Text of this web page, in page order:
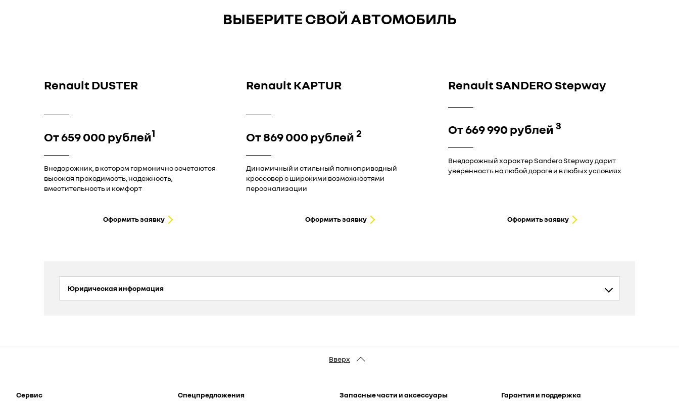
ВЫБЕРИТЕ СВОЙ АВТОМОБИЛЬ
Renault DUSTER
От 659 000 рублей1
Внедорожник, в котором гармонично сочетаются
высокая проходимость, надежность,
вместительность и комфорт
Оформить заявку
Renault KAPTUR
От869 000рублей 2
Динамичный и стильный полноприводный
кроссовер с широкими возможностями
персонализации
Оформить заявку
Renault SANDERO Stepway
От 669 990 рублей 3
Внедорожный характер Sandero Stepway дарит
уверенность на любой дороге и в любых условиях
Оформить заявку
Юридическая информация
Вверх
Сервис Спецпредложения Запасные части и аксессуары Гарантия и поддержка